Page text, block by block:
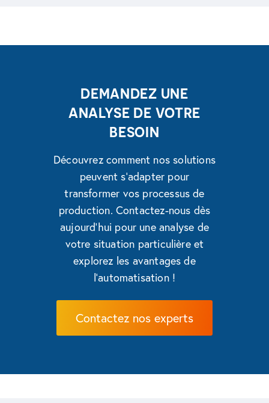
DEMANDEZ UNE
ANALYSE DE VOTRE
BESOIN
Découvrez comment nos solutions
peuvent s'adapter pour
transformer vos processus de
production. Contactez-nous dès
aujourd'hui pour une analyse de
votre situation particulière et
explorez les avantages de
l'automatisation !
Contactez nos experts